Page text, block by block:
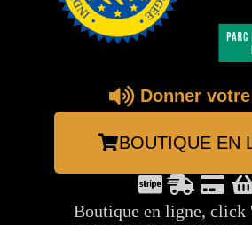
Donner
BOUTIQUE EN
Boutique en ligne, click